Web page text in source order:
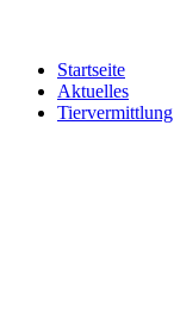
Startseite
Aktuelles
Tiervermittlung